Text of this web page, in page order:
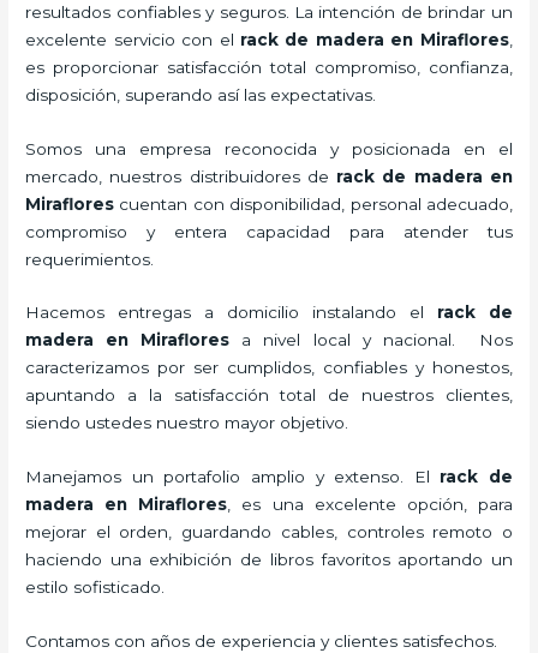
resultados confiables y seguros. La intención de brindar un
excelente servicio con el rack de madera en Miraflores,
es proporcionar satisfacción total compromiso, confianza,
disposición, superando así las expectativas.
Somos una empresa reconocida y posicionada en el
mercado, nuestros distribuidores de rack de madera en
Miraflores cuentan con disponibilidad, personal adecuado,
compromiso y entera capacidad para atender tus
requerimientos.
Hacemos entregas a domicilio instalando el rack de
madera en Miraflores a nivel local y nacional.
Nos
caracterizamos por ser cumplidos, confiables y honestos,
apuntando a la satisfacción total de nuestros clientes,
siendo ustedes nuestro mayor objetivo.
Manejamos un portafolio amplio y extenso. El rack de
madera en Miraflores, es una excelente opción, para
mejorar el orden, guardando cables, controles remoto o
haciendo una exhibición de libros favoritos aportando un
estilo sofisticado.
Contamos con años de experiencia y clientes satisfechos.